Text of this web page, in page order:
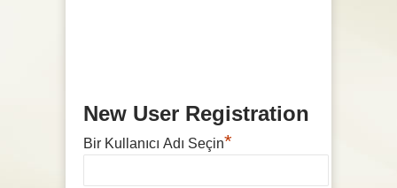
New User Registration
Bir Kullanıcı Adı Seçin*